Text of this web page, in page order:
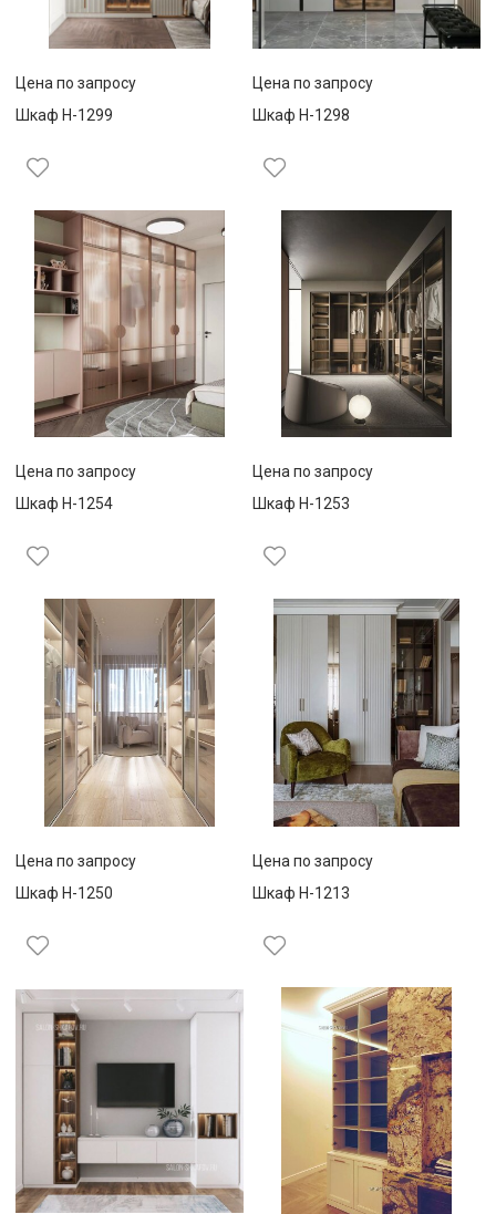
Цена по запросу
Шкаф Н-1299
Цена по запросу
Шкаф Н-1298
Цена по запросу
Шкаф Н-1254
Цена по запросу
Шкаф Н-1253
Цена по запросу
Шкаф Н-1250
Цена по запросу
Шкаф Н-1213